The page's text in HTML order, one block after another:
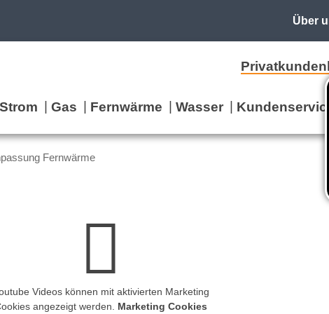
Über
Strom Gas Fernwärme Wasser Kundenservice
Fernwärme
Videos können mit aktivierten Marketing
angezeigt werden. Marketing Cookies